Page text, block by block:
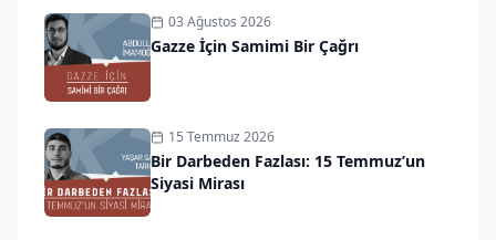
03 Ağustos 2026
Gazze İçin Samimi Bir Çağrı
15 Temmuz 2026
Bir Darbeden Fazlası: 15 Temmuz’un
Siyasi Mirası